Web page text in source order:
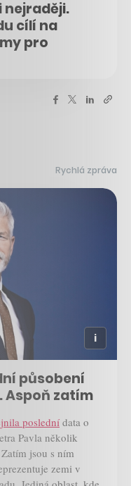
nejraději.
cílí na
pro
Rychlá zpráva
působení
Aspoň zatím
poslední data o
Pavla několik
jsou s ním
zemi v